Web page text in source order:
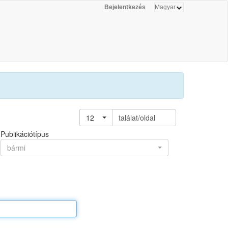
Bejelentkezés
12
találat/oldal
Publikációtípus
bármi